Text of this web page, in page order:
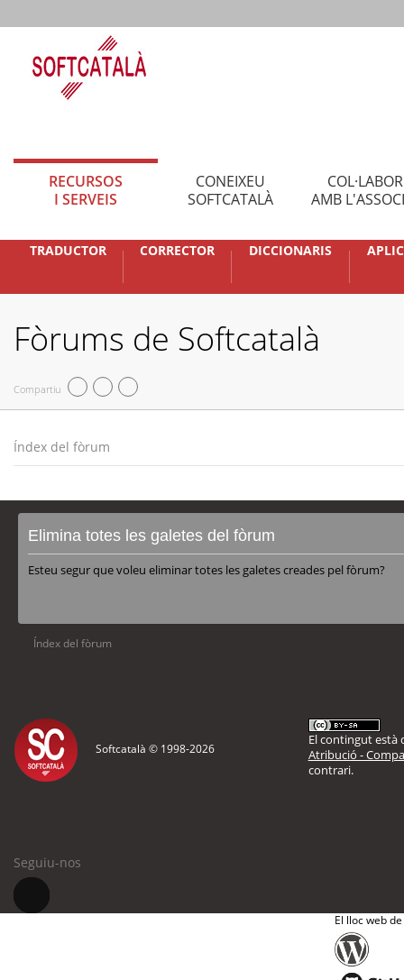
RECURSOS
I SERVEIS
CONEIXEU
SOFTCATALÀ
AMB
TRADUCTOR CORRECTOR DICCIONARIS
Fòrums de Softcatalà
Compartiu
Índex del fòrum
Elimina totes les galetes del fòrum
Esteu segur que voleu eliminar totes les galetes creades pel fòrum?
Índex del fòrum
Softcatalà © 1998-2026
El contingut està
Atribució -
contrari.
Seguiu-nos
El lloc web